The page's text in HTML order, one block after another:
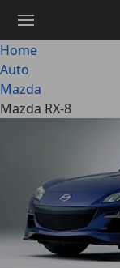
contenuto
principale
Home
Auto
Mazda
Mazda RX-8